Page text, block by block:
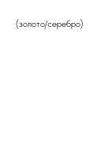
(золото/серебро)